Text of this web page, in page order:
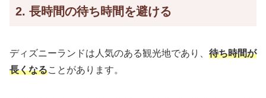
2. 長時間の待ち時間を避ける
ディズニーランドは人気のある観光地であり、 待ち時間が
長くなることがあります。